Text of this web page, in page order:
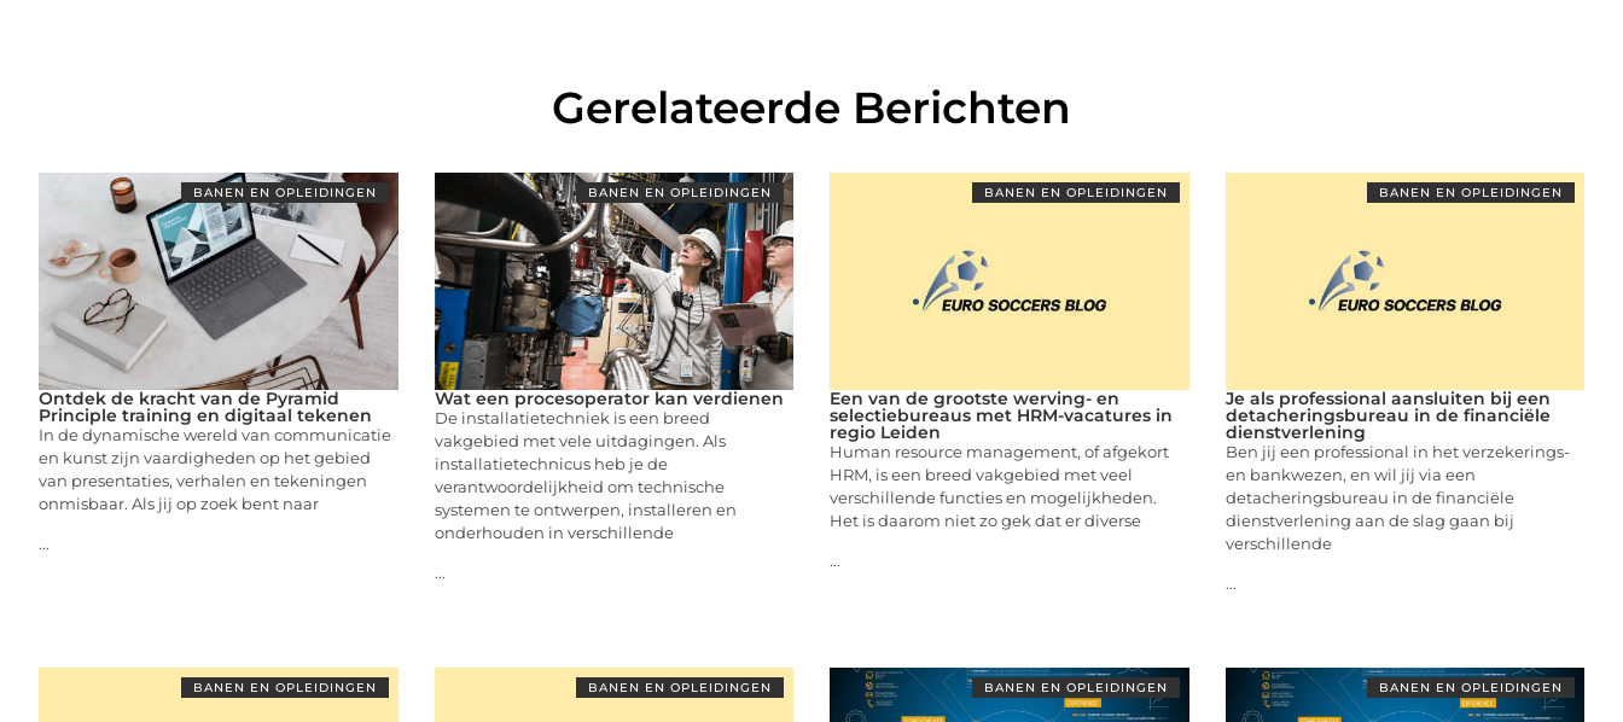
Gerelateerde Berichten
BANEN EN OPLEIDINGEN
Ontdek de kracht van de Pyramid
Principle training en digitaal tekenen
In de dynamische wereld van communicatie
en kunst zijn vaardigheden op het gebied
van presentaties, verhalen en tekeningen
onmisbaar. Als jij op zoek bent naar
...
BANEN EN OPLEIDINGEN
Wat een procesoperator kan verdienen
De installatietechniek is een breed
vakgebied met vele uitdagingen. Als
installatietechnicus heb je de
verantwoordelijkheid om technische
systemen te ontwerpen, installeren en
onderhouden in verschillende
...
BANEN EN OPLEIDINGEN
Een van de grootste werving- en
selectiebureaus met HRM-vacatures in
regio Leiden
Human resource management, of afgekort
HRM, is een breed vakgebied met veel
verschillende functies en mogelijkheden.
Het is daarom niet zo gek dat er diverse
...
BANEN EN OPLEIDINGEN
Je als professional aansluiten bij een
detacheringsbureau in de financiële
dienstverlening
Ben jij een professional in het verzekerings-
en bankwezen, en wil jij via een
detacheringsbureau in de financiële
dienstverlening aan de slag gaan bij
verschillende
...
BANEN EN OPLEIDINGEN BANEN EN OPLEIDINGEN BANEN EN OPLEIDINGEN BANEN EN OPLEIDINGEN